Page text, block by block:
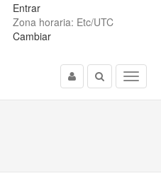
Entrar
Zona horaria: Etc/UTC
Cambiar
Menu
Buscar
Usuario